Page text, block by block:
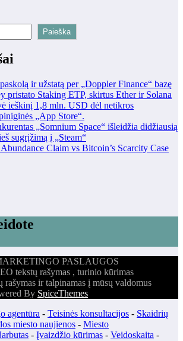
Paieška
ir užstatą per „Doppler Finance“ bazę
pristato Staking ETP, skirtus Ether ir Solana
ieškinį 1,8 mln. USD dėl netikros
„App Store“.
„Somnium Space“ išleidžia didžiausią
sugrįžimą į „Steam“
Claim vs Bitcoin’s Scarcity Case
PASLAUGOS
tekstų rašymas , turinio kūrimas
rašymas ir talpinamas į mūsų valdomus
By SpiceThemes
agentūra - Teisinės konsultacijos - Skaidrių
miesto naujienos - Miesto
- Įvaizdžio kūrimas - Veidoskaita -